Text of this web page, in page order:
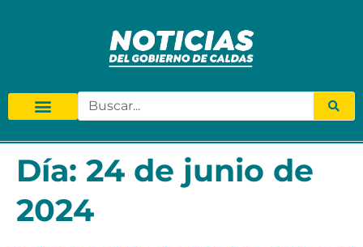
Día: 24 de junio de
2024